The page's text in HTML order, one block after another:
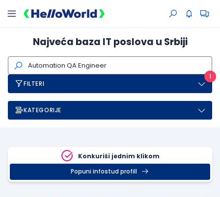
Najveća baza IT poslova u Srbiji
1
FILTERI
KATEGORIJE
Konkuriši jednim klikom
Popuni infostud profill